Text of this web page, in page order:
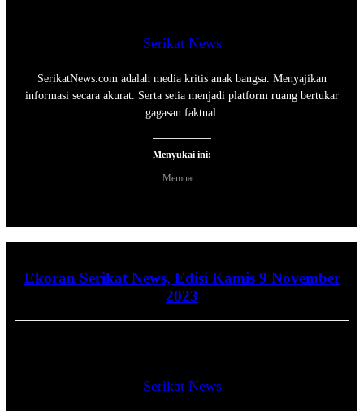
Serikat News
SerikatNews.com adalah media kritis anak bangsa. Menyajikan
informasi secara akurat. Serta setia menjadi platform ruang bertukar
gagasan faktual.
Menyukai ini:
Memuat...
Ekoran Serikat News, Edisi Kamis 9 November
2023
Serikat News